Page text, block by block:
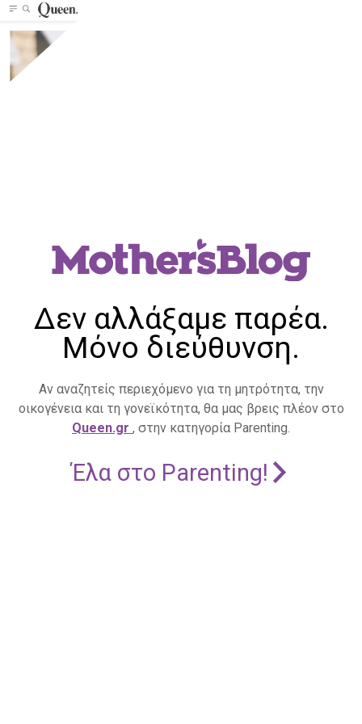
Δεν αλλάξαμε παρέα.
Μόνο διεύθυνση.
Αν αναζητείς περιεχόμενο για τη μητρότητα, την
οικογένεια και τη γονεϊκότητα, θα μας βρεις πλέον στο
Queen.gr , στην κατηγορία Parenting.
Έλα στο Parenting!